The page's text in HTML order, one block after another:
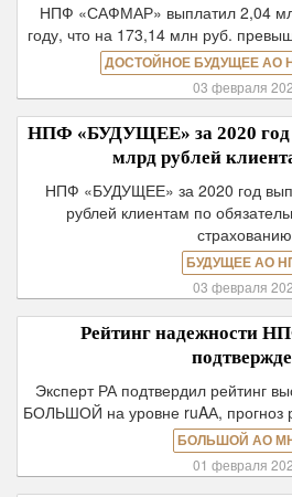
НПФ «САФМАР» выплатил 2,04
году, что на 173,14 млн руб.
ДОСТОЙНОЕ БУДУЩЕЕ АО
03 февраля
НПФ «БУДУЩЕЕ» за 2020 год
млрд рублей
НПФ «БУДУЩЕЕ» за 2020 год
рублей клиентам по
БУДУЩЕЕ АО
03 февраля
Рейтинг надежности
Эксперт РА подтвердил рейтинг
БОЛЬШОЙ на уровне ruAА, прогноз
БОЛЬШОЙ АО
01 февраля